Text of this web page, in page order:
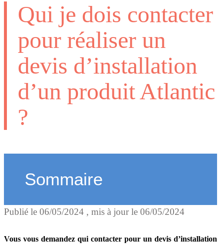
Qui je dois contacter
pour réaliser un
devis d’installation
d’un produit Atlantic
?
Sommaire
Je demande un devis par
téléphone
Publié le 06/05/2024 , mis à jour le 06/05/2024
Vous vous demandez qui contacter pour un devis d’installation